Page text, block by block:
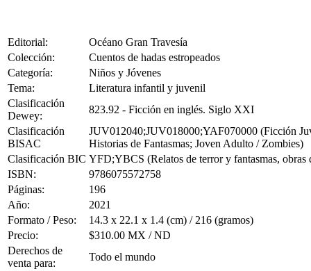
Editorial:
Océano Gran Travesía
Colección:
Cuentos de hadas estropeados
Categoría:
Niños y Jóvenes
Tema:
Literatura infantil y juvenil
Clasificación
Dewey:
823.92 - Ficción en inglés. Siglo XXI
Clasificación
BISAC
JUV012040;JUV018000;YAF070000 (Ficción
Historias de Fantasmas; Joven Adulto / Zombies)
Clasificación BIC YFD;YBCS (Relatos de terror y fantasmas,
ISBN:
9786075572758
Páginas:
196
Año:
2021
Formato / Peso:
14.3 x 22.1 x 1.4 (cm) / 216 (gramos)
Precio:
$310.00 MX / ND
Derechos de
venta para:
Todo el mundo